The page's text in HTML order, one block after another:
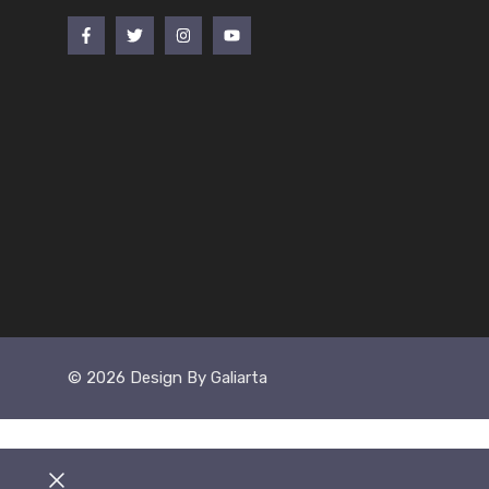
© 2026 Design By Galiarta